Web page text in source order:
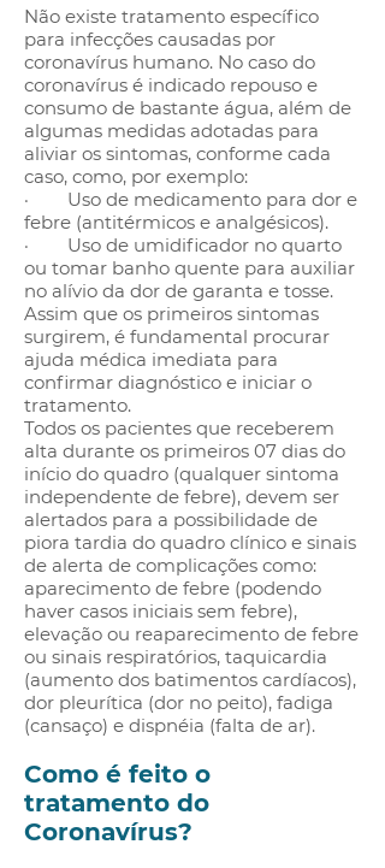
Não existe tratamento específico
para infecções causadas por
coronavírus humano. No caso do
coronavírus é indicado repouso e
consumo de bastante água, além de
algumas medidas adotadas para
aliviar os sintomas, conforme cada
caso, como, por exemplo:
· Uso de medicamento para dor e
febre (antitérmicos e analgésicos).
· Uso de umidificador no quarto
ou tomar banho quente para auxiliar
no alívio da dor de garanta e tosse.
Assim que os primeiros sintomas
surgirem, é fundamental procurar
ajuda médica imediata para
confirmar diagnóstico e iniciar o
tratamento.
Todos os pacientes que receberem
alta durante os primeiros 07 dias do
início do quadro (qualquer sintoma
independente de febre), devem ser
alertados para a possibilidade de
piora tardia do quadro clínico e sinais
de alerta de complicações como:
aparecimento de febre (podendo
haver casos iniciais sem febre),
elevação ou reaparecimento de febre
ou sinais respiratórios, taquicardia
(aumento dos batimentos cardíacos),
dor pleurítica (dor no peito), fadiga
(cansaço) e dispnéia (falta de ar).
Como é feito o
tratamento do
Coronavírus?